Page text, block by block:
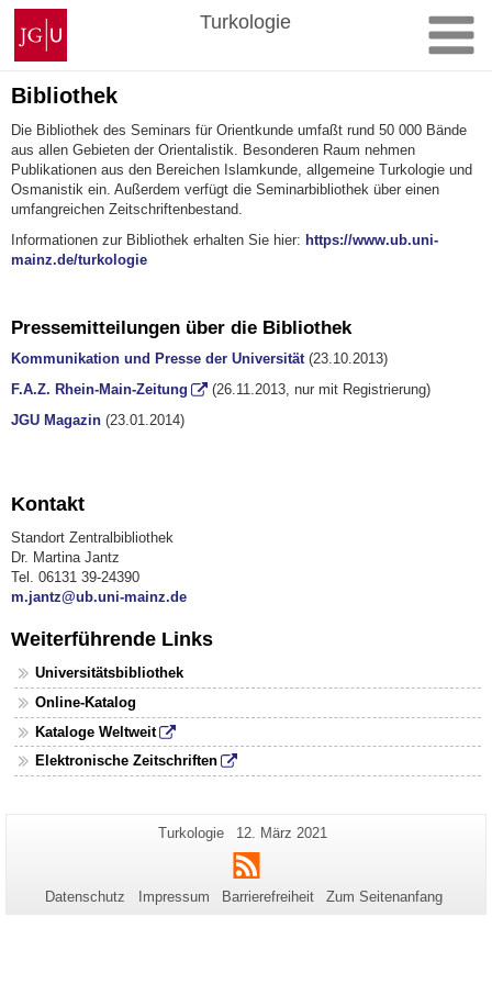
Zum
Inhalt
springen
Johannes
Gutenberg-
Universität
Mainz
Turkologie
Bibliothek
Die Bibliothek des Seminars für Orientkunde umfaßt rund 50 000 Bände
aus allen Gebieten der Orientalistik. Besonderen Raum nehmen
Publikationen aus den Bereichen Islamkunde, allgemeine Turkologie und
Osmanistik ein. Außerdem verfügt die Seminarbibliothek über einen
umfangreichen Zeitschriftenbestand.
Informationen zur Bibliothek erhalten Sie hier: https://www.ub.uni-
mainz.de/turkologie
Pressemitteilungen über die Bibliothek
Kommunikation und Presse der Universität(23.10.2013)
F.A.Z. Rhein-Main-Zeitung
(26.11.2013, nur mit Registrierung)
JGU Magazin (23.01.2014)
Kontakt
Standort Zentralbibliothek
Dr. Martina Jantz
Tel. 06131 39-24390
m.jantz@ub.uni-mainz.de
Weiterführende Links
Universitätsbibliothek
Online-Katalog
Kataloge Weltweit
Elektronische Zeitschriften
Zusätzliche
Informationen
zu
dieser
Seiten-
Turkologie
Letzte
Aktualisierung:
12. März 2021
RSS
Datenschutz Impressum Barrierefreiheit Zum Seitenanfang